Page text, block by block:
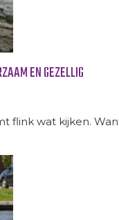
EN GEZELLIG
flink wat kijken.